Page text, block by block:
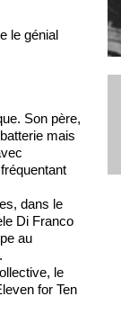
le génial
Son père,
mais
dans le
Di Franco
au
le
for Ten